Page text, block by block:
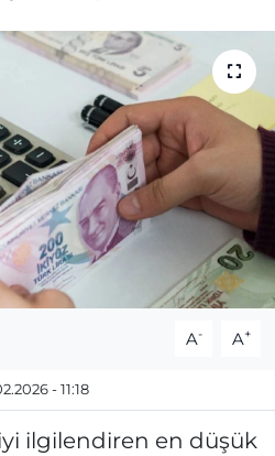
A- A+
- 11:18
ilgilendiren en düşük